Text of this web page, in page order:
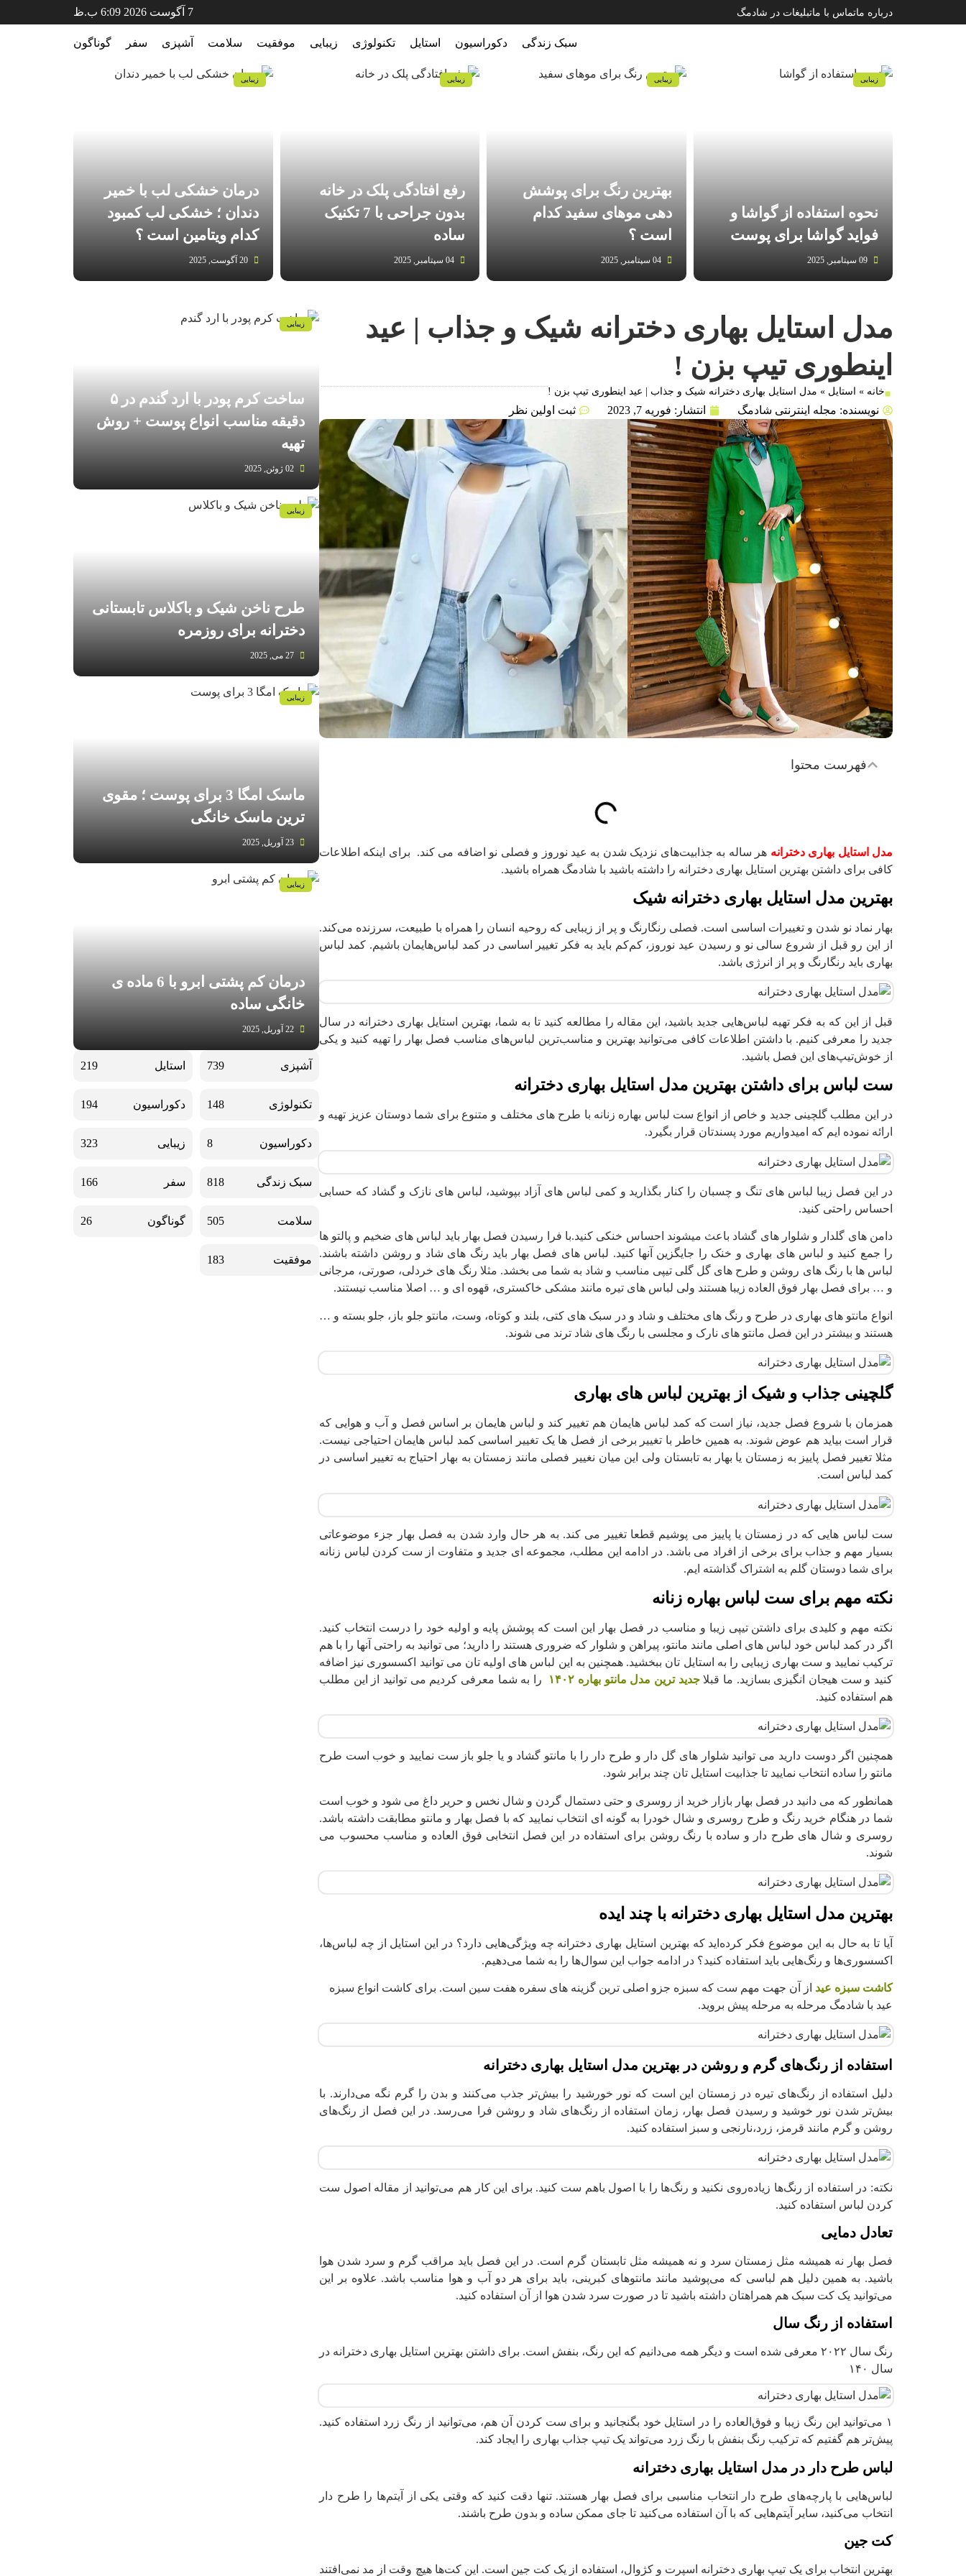
درباره ماتماس با ماتبلیغات در شادمگ 7 آگوست 2026 6:09 ب.ظ
سبک زندگی دکوراسیون استایل تکنولوژی زیبایی موفقیت سلامت آشپزی سفر گوناگون
نحوه استفاده از گواشا و
فواید گواشا برای پوست
زیبایی
بهترین رنگ برای پوشش
دهی موهای سفید کدام
است ؟
04 سپتامبر, 2025
زیبایی
رفع افتادگی پلک در خانه
بدون جراحی با 7 تکنیک
ساده
زیبایی
درمان خشکی لب با خمیر
دندان ؛ خشکی لب کمبود
کدام ویتامین است ؟
20 آگوست, 2025
زیبایی
مدل استایل بهاری دخترانه شیک و جذاب | عید
اینطوری تیپ بزن !
خانه » استایل » مدل استایل بهاری دخترانه شیک و جذاب | عید اینطوری تیپ بزن !
نویسنده: مجله اینترنتی شادمگ انتشار: فوریه 7, 2023 ثبت اولین نظر
فهرست محتوا
مدل استایل بهاری دخترانه هر ساله به جذابیت‌های نزدیک شدن به عید نوروز و فصلی نو اضافه می کند. برای اینکه اطلاعات
کافی برای داشتن بهترین استایل بهاری دخترانه را داشته باشید با شادمگ همراه باشید.
بهترین مدل استایل بهاری دخترانه شیک
بهار نماد نو شدن و تغییرات اساسی است. فصلی رنگارنگ و پر از زیبایی که روحیه انسان را همراه با طبیعت، سرزنده می‌کند.
از این رو قبل از شروع سالی نو و رسیدن عید نوروز، کم‌کم باید به فکر تغییر اساسی در کمد لباس‌هایمان باشیم. کمد لباس
بهاری باید رنگارنگ و پر از انرژی باشد.
قبل از این که به فکر تهیه لباس‌هایی جدید باشید، این مقاله را مطالعه کنید تا به شما، بهترین استایل بهاری دخترانه در سال
جدید را معرفی کنیم. با داشتن اطلاعات کافی می‌توانید بهترین و مناسب‌ترین لباس‌های مناسب فصل بهار را تهیه کنید و یکی
از خوش‌تیپ‌های این فصل باشید.
ست لباس برای داشتن بهترین مدل استایل بهاری دخترانه
در این مطلب گلچینی جدید و خاص از انواع ست لباس بهاره زنانه با طرح های مختلف و متنوع برای شما دوستان عزیز تهیه و
ارائه نموده ایم که امیدواریم مورد پسندتان قرار بگیرد.
در این فصل زیبا لباس های تنگ و چسبان را کنار بگذارید و کمی لباس های آزاد بپوشید، لباس های نازک و گشاد که حسابی
احساس راحتی کنید.
دامن های گلدار و شلوار های گشاد باعث میشوند احساس خنکی کنید.با فرا رسیدن فصل بهار باید لباس های ضخیم و پالتو ها
را جمع کنید و لباس های بهاری و خنک را جایگزین آنها کنید. لباس های فصل بهار باید رنگ های شاد و روشن داشته باشند.
لباس ها با رنگ های روشن و طرح های گل گلی تیپی مناسب و شاد به شما می بخشد. مثلا رنگ های خردلی، صورتی، مرجانی
و … برای فصل بهار فوق العاده زیبا هستند ولی لباس های تیره مانند مشکی خاکستری، قهوه ای و … اصلا مناسب نیستند.
انواع مانتو های بهاری در طرح و رنگ های مختلف و شاد و در سبک های کتی، بلند و کوتاه، وست، مانتو جلو باز، جلو بسته و …
هستند و بیشتر در این فصل مانتو های نارک و مجلسی با رنگ های شاد ترند می شوند.
گلچینی جذاب و شیک از بهترین لباس های بهاری
همزمان با شروع فصل جدید، نیاز است که کمد لباس هایمان هم تغییر کند و لباس هایمان بر اساس فصل و آب و هوایی که
قرار است بیاید هم عوض شوند. به همین خاطر با تغییر برخی از فصل ها یک تغییر اساسی کمد لباس هایمان احتیاجی نیست.
مثلا تغییر فصل پاییز به زمستان یا بهار به تابستان ولی این میان نغییر فصلی مانند زمستان به بهار احتیاج به تغییر اساسی در
کمد لباس است.
ست لباس هایی که در زمستان یا پاییز می پوشیم قطعا تغییر می کند. به هر حال وارد شدن به فصل بهار جزء موضوعاتی
بسیار مهم و جذاب برای برخی از افراد می باشد. در ادامه این مطلب، مجموعه ای جدید و متفاوت از ست کردن لباس زنانه
برای شما دوستان گلم به اشتراک گذاشته ایم.
نکته مهم برای ست لباس بهاره زنانه
نکته مهم و کلیدی برای داشتن تیپی زیبا و مناسب در فصل بهار این است که پوشش پایه و اولیه خود را درست انتخاب کنید.
اگر در کمد لباس خود لباس‌‌ های اصلی مانند مانتو، پیراهن و شلوار که ضروری هستند را دارید؛ می توانید به راحتی آنها را با هم
ترکیب نمایید و ست بهاری زیبایی را به استایل تان ببخشید. همچنین به این لباس های اولیه تان می توانید اکسسوری نیز اضافه
کنید و ست هیجان انگیزی بسازید. ما قبلاجدید ترین مدل مانتو بهاره ۱۴۰۲
را به شما معرفی کردیم می توانید از این مطلب
هم استفاده کنید.
همچنین اگر دوست دارید می توانید شلوار های گل دار و طرح دار را با مانتو گشاد و یا جلو باز ست نمایید و خوب است طرح
مانتو را ساده انتخاب نمایید تا جذابیت استایل تان چند برابر شود.
همانطور که می دانید در فصل بهار بازار خرید از روسری و حتی دستمال گردن و شال نخس و حریر داغ می شود و خوب است
شما در هنگام خرید رنگ و طرح روسری و شال خودرا به گونه ای انتخاب نمایید که با فصل بهار و مانتو مطابقت داشته باشد.
روسری و شال های طرح دار و ساده با رنگ روشن برای استفاده در این فصل انتخابی فوق العاده و مناسب محسوب می
شوند.
بهترین مدل استایل بهاری دخترانه با چند ایده
آیا تا به حال به این موضوع فکر کرده‌اید که بهترین استایل بهاری دخترانه چه ویژگی‌هایی دارد؟ در این استایل از چه لباس‌ها،
اکسسوری‌ها و رنگ‌هایی باید استفاده کنید؟ در ادامه جواب این سوال‌‌ها را به شما می‌دهیم.
کاشت سبزه عید از آن جهت مهم ست که سبزه جزو اصلی ترین گزینه های سفره هفت سین است. برای کاشت انواع سبزه
عید با شادمگ مرحله به مرحله پیش بروید.
استفاده از رنگ‌های گرم و روشن در بهترین مدل استایل بهاری دخترانه
دلیل استفاده از رنگ‌های تیره در زمستان این است که نور خورشید را بیش‌تر جذب می‌کنند و بدن را گرم نگه می‌دارند. با
بیش‌تر شدن نور خوشید و رسیدن فصل بهار، زمان استفاده از رنگ‌های شاد و روشن فرا می‌رسد. در این فصل از رنگ‌های
روشن و گرم مانند قرمز، زرد،نارنجی و سبز استفاده کنید.
نکته: در استفاده از رنگ‌ها زیاده‌روی نکنید و رنگ‌ها را با اصول باهم ست کنید. برای این کار هم می‌توانید از مقاله اصول ست
کردن لباس استفاده کنید.
تعادل دمایی
فصل بهار نه همیشه مثل زمستان سرد و نه همیشه مثل تابستان گرم است. در این فصل باید مراقب گرم و سرد شدن هوا
باشید. به همین دلیل هم لباسی که می‌‎پوشید مانند مانتوهای کبرینی، باید برای هر دو آب و هوا مناسب باشد. علاوه بر این
می‌توانید یک کت سبک هم همراهتان داشته باشید تا در صورت سرد شدن هوا از آن استفاده کنید.
استفاده از رنگ سال
رنگ سال ۲۰۲۲ معرفی شده است و دیگر همه می‌دانیم که این رنگ، بنفش است. برای داشتن بهترین استایل بهاری دخترانه در
سال ۱۴۰
۱ می‌توانید این رنگ زیبا و فوق‌العاده را در استایل خود بگنجانید و برای ست کردن آن هم، می‌توانید از رنگ زرد استفاده کنید.
پیش‌تر هم گفتیم که ترکیب رنگ بنفش با رنگ زرد می‌تواند یک تیپ جذاب بهاری را ایجاد کند.
لباس طرح دار در مدل استایل بهاری دخترانه
لباس‌هایی با پارچه‌‍‌های طرح دار انتخاب مناسبی برای فصل بهار هستند. تنها دقت کنید که وقتی یکی از آیتم‌ها را طرح دار
انتخاب می‌کنید، سایر آیتم‌هایی که با آن استفاده می‌کنید تا جای ممکن ساده و بدون طرح باشند.
کت جین
بهترین انتخاب برای یک تیپ بهاری دخترانه اسپرت و کژوال، استفاده از یک کت جین است. این کت‌ها هیچ وقت از مد نمی‌افتند
ساخت کرم پودر با ارد گندم در ۵
دقیقه مناسب انواع پوست‌ + روش
تهیه
زیبایی
طرح ناخن شیک و باکلاس تابستانی
دخترانه برای روزمره
زیبایی
ماسک امگا 3 برای پوست ؛ مقوی
ترین ماسک خانگی
زیبایی
درمان کم پشتی ابرو با 6 ماده ی
خانگی ساده
زیبایی
آشپزی 739 استایل 219
تکنولوژی 148 دکوراسیون 194
دکوراسیون 8 زیبایی 323
سبک زندگی 818 سفر 166
سلامت 505 گوناگون 26
موفقیت 183